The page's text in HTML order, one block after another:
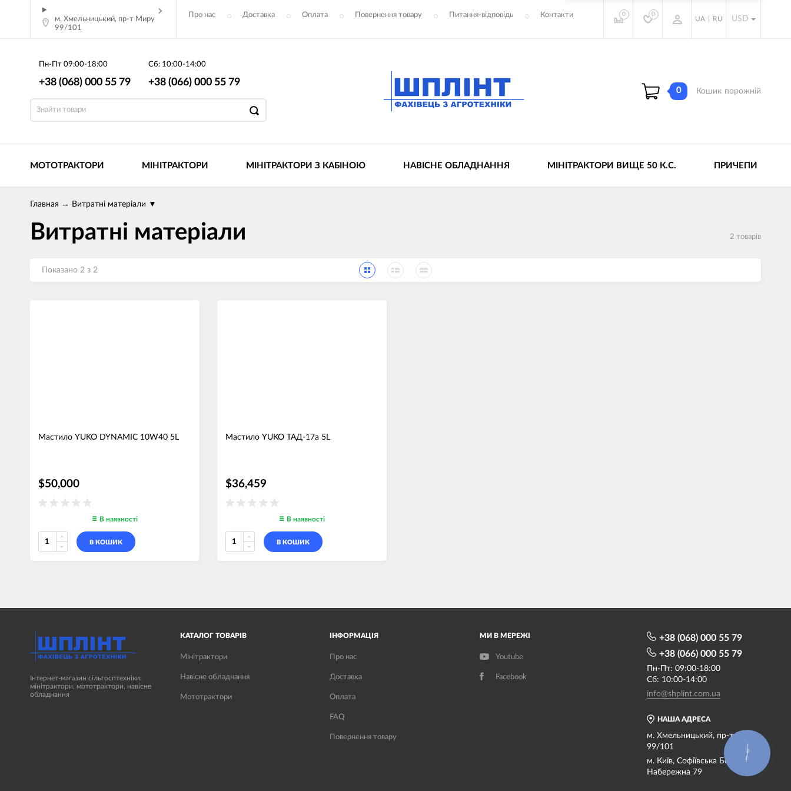
м. Хмельницький, пр-т Миру
99/101
Про нас Доставка Оплата Повернення товару Питання-відповідь Контакти 0 0
UA RU USD
Пн-Пт 09:00-18:00
+38 (068) 000 55 79
Сб: 10:00-14:00
+38 (066) 000 55 79
0 Кошик порожній
МОТОТРАКТОРИ МІНІТРАКТОРИ МІНІТРАКТОРИ З КАБІНОЮ НАВІСНЕ ОБЛАДНАННЯ МІНІТРАКТОРИ ВИЩЕ 50 К.С. ПРИЧЕПИ
Главная → Витратні матеріали ▼
Витратні матеріали 2 товарів
Показано 2 з 2
Мастило YUKO DYNAMIC 10W40 5L
$50,000
В наявності
В КОШИК
Мастило YUKO ТАД-17a 5L
$36,459
В наявності
В КОШИК
Інтернет-магазин сільгосптехніки:
мінітрактори, мототрактори, навісне
обладнання
КАТАЛОГ ТОВАРІВ
Мінітрактори
Навісне обладнання
Мототрактори
ІНФОРМАЦІЯ
Про нас
Доставка
Оплата
FAQ
Повернення товару
МИ В МЕРЕЖІ
Youtube
Facebook
НАША АДРЕСА
м. Хмельницький, пр-т Миру
99/101
м. Київ, Софіївська Борщагівка,
Набережна 79
+38 (068) 000 55 79
+38 (066) 000 55 79
Пн-Пт: 09:00-18:00
Сб: 10:00-14:00
info@shplint.com.ua
КНОПКА
СВЯЗИ